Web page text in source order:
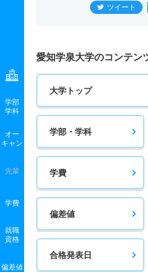
学部
学科
オー
キャン
先輩
学費
就職
資格
偏差値
ツイート
愛知学泉大学のコンテン
大学トップ
学部・学科
学費
偏差値
合格発表日